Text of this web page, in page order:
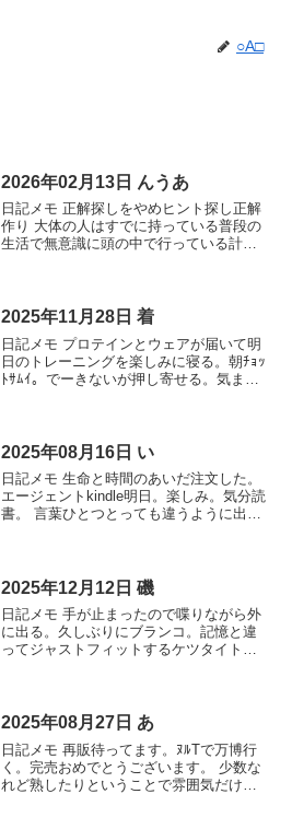
○A□
2026年02月13日 んうあ
日記メモ 正解探しをやめヒント探し正解
作り 大体の人はすでに持っている普段の
生活で無意識に頭の中で行っている計算
ったなー。杉本...
2025年11月28日 着
日記メモ プロテインとウェアが届いて明
日のトレーニングを楽しみに寝る。朝ﾁｮｯ
ﾄｻﾑｲ。でーきないが押し寄せる。気まぐ
ケバーだけど...
2025年08月16日 い
日記メモ 生命と時間のあいだ注文した。
エージェントkindle明日。楽しみ。気分読
書。 言葉ひとつとっても違うように出力
じような方...
2025年12月12日 磯
日記メモ 手が止まったので喋りながら外
に出る。久しぶりにブランコ。記憶と違
ってジャストフィットするケツタイト。
2025年08月27日 あ
日記メモ 再販待ってます。ﾇﾙTで万博行
く。完売おめでとうございます。 少数な
れど熟したりということで雰囲気だけ掴